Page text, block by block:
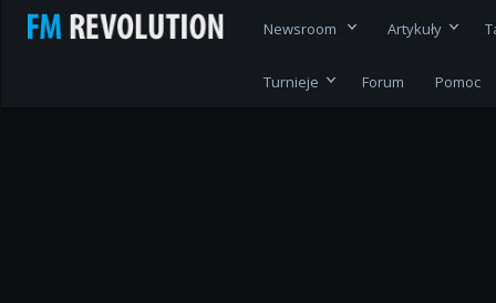
Newsroom Artykuły
Turnieje Forum Pomoc